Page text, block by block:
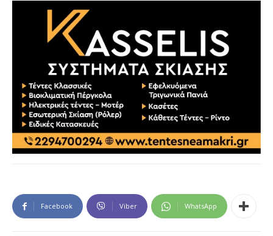
Facebook Viber WhatsApp